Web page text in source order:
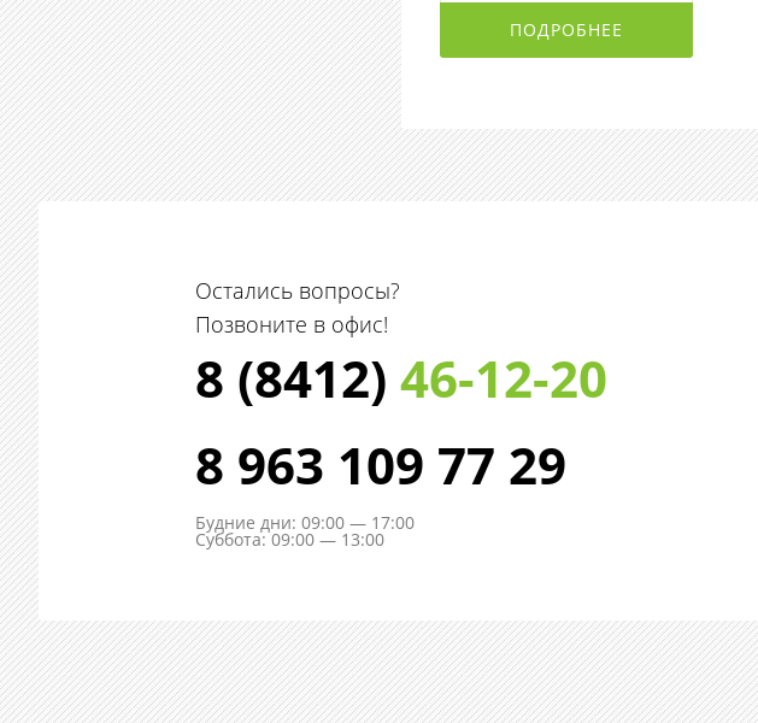
ПОДРОБНЕЕ
Остались вопросы?
Позвоните в офис!
8 (8412) 46-12-20
8 963 109 77 29
Будние дни: 09:00 — 17:00
Суббота: 09:00 — 13:00